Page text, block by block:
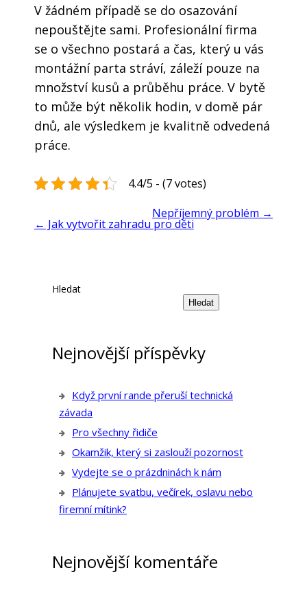
V žádném případě se do osazování
nepouštějte sami. Profesionální firma
se o všechno postará a čas, který u vás
montážní parta stráví, záleží pouze na
množství kusů a průběhu práce. V bytě
to může být několik hodin, v domě pár
dnů, ale výsledkem je kvalitně odvedená
práce.
4.4/5 - (7 votes)
Nepříjemný problém →
← Jak vytvořit zahradu pro děti
Hledat
Hledat
Nejnovější příspěvky
Když první rande přeruší technická
závada
Pro všechny řidiče
Okamžik, který si zaslouží pozornost
Vydejte se o prázdninách k nám
Plánujete svatbu, večírek, oslavu nebo
firemní mítink?
Nejnovější komentáře